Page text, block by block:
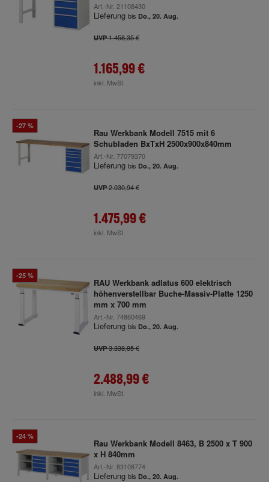
Art.-Nr. 21108430
Lieferung bis Do., 20. Aug.
UVP1.458,35 €
1.165,99 €
inkl. MwSt.
-27 %
Rau Werkbank Modell 7515 mit 6
Schubladen BxTxH 2500x900x840mm
Art.-Nr. 77079370
Lieferung bis Do., 20. Aug.
UVP2.030,94 €
1.475,99 €
inkl. MwSt.
-25 %
RAU Werkbank adlatus 600 elektrisch
höhenverstellbar Buche-Massiv-Platte 1250
mm x 700 mm
Art.-Nr. 74860469
Lieferung bis Do., 20. Aug.
UVP3.338,85 €
2.488,99 €
inkl. MwSt.
-24 %
Rau Werkbank Modell 8463, B 2500 x T 900
x H 840mm
Art.-Nr. 83108774
Lieferung bis Do., 20. Aug.